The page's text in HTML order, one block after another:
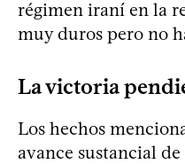
régimen iraní en la
muy duros pero no
La victoria
Los hechos
avance sustancial